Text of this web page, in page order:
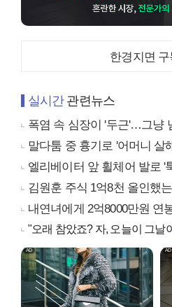
한경지면
실시간관련뉴스
폭염 속 심장이 '두근'…그냥
말다툼 중 흉기로 '어머니
엘리베이터 앞 휠체어 발로
김원훈 주식 1억8천 올인했
내연녀에게 2억8000만원
"오래 참았죠? 자, 오늘이 그날